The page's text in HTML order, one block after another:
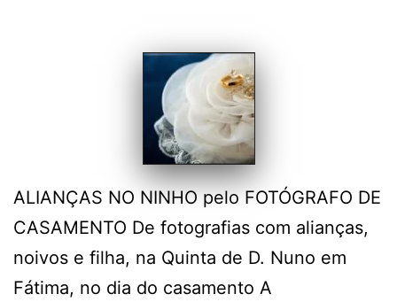
ALIANÇAS NO NINHO pelo FOTÓGRAFO DE
CASAMENTO De fotografias com alianças,
noivos e filha, na Quinta de D. Nuno em
Fátima, no dia do casamento A